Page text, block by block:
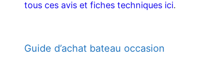
tous ces avis et fiches techniques ici.
Guide d’achat bateau occasion